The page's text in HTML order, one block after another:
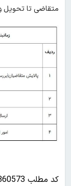
متقاضی تا تحویل
کد مطلب 6860573